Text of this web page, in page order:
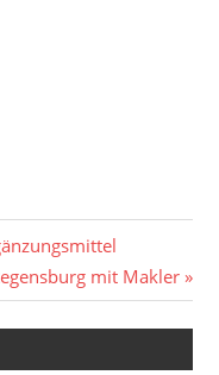
mit Makler